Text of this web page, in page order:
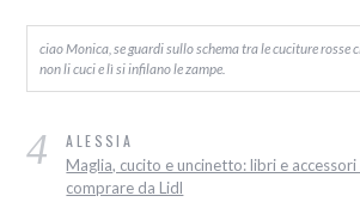
ciao Monica, se guardi sullo schema tra le cuciture rosse
non li cuci e lì si infilano le zampe.
4 ALESSIA
Maglia, cucito e uncinetto: libri e accessori
comprare da Lidl